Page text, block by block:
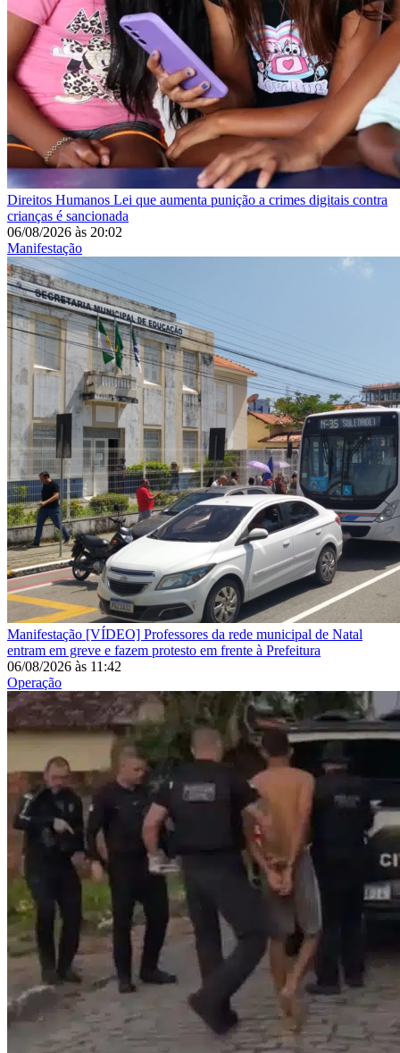
Direitos Humanos Lei que aumenta punição a crimes digitais contra
crianças é sancionada
06/08/2026 às 20:02
Manifestação
Manifestação [VÍDEO] Professores da rede municipal de Natal
entram em greve e fazem protesto em frente à Prefeitura
06/08/2026 às 11:42
Operação